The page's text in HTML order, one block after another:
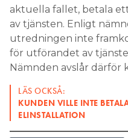
aktuella fallet, betala
av tjänsten. Enligt
utredningen inte
för utförandet av
Nämnden avslår därför
LÄS OCKSÅ:
KUNDEN VILLE INTE
ELINSTALLATION